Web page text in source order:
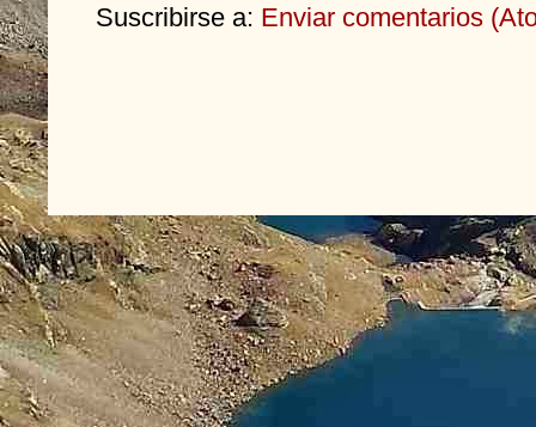
Suscribirse a: Enviar comentarios